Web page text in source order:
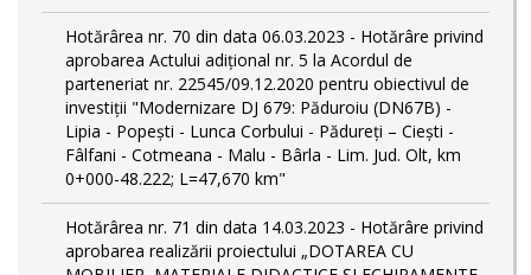
Hotărârea nr. 70 din data 06.03.2023 - Hotărâre privind
aprobarea Actului adițional nr. 5 la Acordul de
parteneriat nr. 22545/09.12.2020 pentru obiectivul de
investiții "Modernizare DJ 679: Păduroiu (DN67B) -
Lipia - Popești - Lunca Corbului - Pădureți – Ciești -
Fâlfani - Cotmeana - Malu - Bârla - Lim. Jud. Olt, km
0+000-48.222; L=47,670 km"
Hotărârea nr. 71 din data 14.03.2023 - Hotărâre privind
aprobarea realizării proiectului „DOTAREA CU